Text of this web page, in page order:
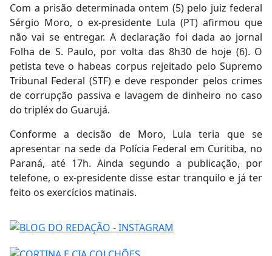
Com a prisão determinada ontem (5) pelo juiz federal
Sérgio Moro, o ex-presidente Lula (PT) afirmou que
não vai se entregar. A declaração foi dada ao jornal
Folha de S. Paulo, por volta das 8h30 de hoje (6). O
petista teve o habeas corpus rejeitado pelo Supremo
Tribunal Federal (STF) e deve responder pelos crimes
de corrupção passiva e lavagem de dinheiro no caso
do tripléx do Guarujá.
Conforme a decisão de Moro, Lula teria que se
apresentar na sede da Polícia Federal em Curitiba, no
Paraná, até 17h. Ainda segundo a publicação, por
telefone, o ex-presidente disse estar tranquilo e já ter
feito os exercícios matinais.